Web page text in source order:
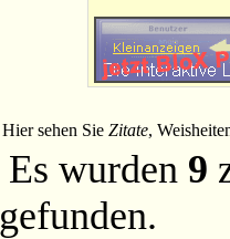
Hier sehen Sie Zitate,
Es wurden 9
gefunden.